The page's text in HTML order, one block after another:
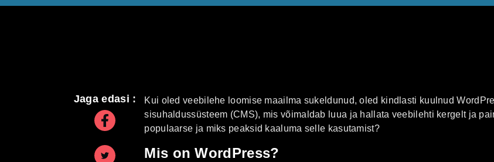
Jaga edasi :
Kui oled veebilehe loomise maailma sukeldunud, oled kindlasti kuulnud
sisuhaldussüsteem (CMS), mis võimaldab luua ja hallata veebilehti kergelt ja
populaarse ja miks peaksid kaaluma selle kasutamist?
Mis on WordPress?